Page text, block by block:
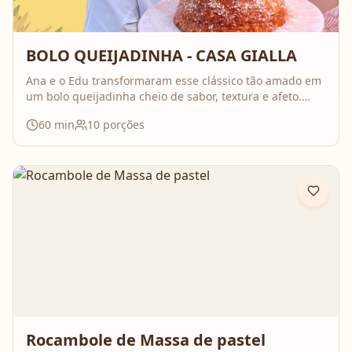
BOLO QUEIJADINHA - CASA GIALLA
Ana e o Edu transformaram esse clássico tão amado em
um bolo queijadinha cheio de sabor, textura e afeto.
que surpreende no resultado e perfuma a casa inteira
enquanto assa. Aperte o play, acompanhe o passo a
impossível de resistir 💛
60 min 10 porções
Rocambole de Massa de pastel